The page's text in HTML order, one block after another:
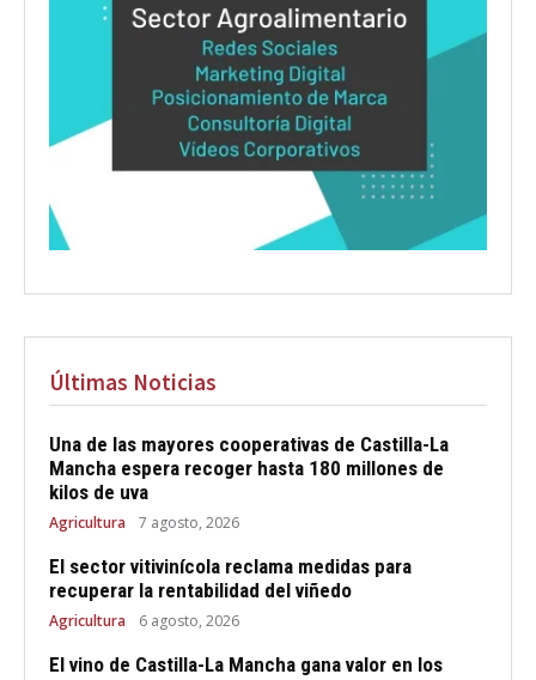
Últimas Noticias
Una de las mayores cooperativas de Castilla-La
Mancha espera recoger hasta 180 millones de
kilos de uva
Agricultura 7 agosto, 2026
El sector vitivinícola reclama medidas para
recuperar la rentabilidad del viñedo
Agricultura 6 agosto, 2026
El vino de Castilla-La Mancha gana valor en los